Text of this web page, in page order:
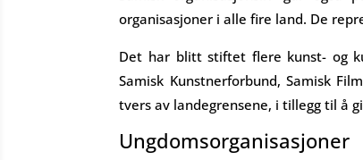
organisasjoner i alle fire land. De
Det har blitt stiftet flere kunst- og
Samisk Kunstnerforbund, Samisk
tvers av landegrensene, i tillegg til å
Ungdomsorganisasjoner